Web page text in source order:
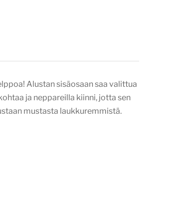
Alustan sisäosaan saa valittua
ja neppareilla kiinni, jotta sen
mustasta laukkuremmistä.